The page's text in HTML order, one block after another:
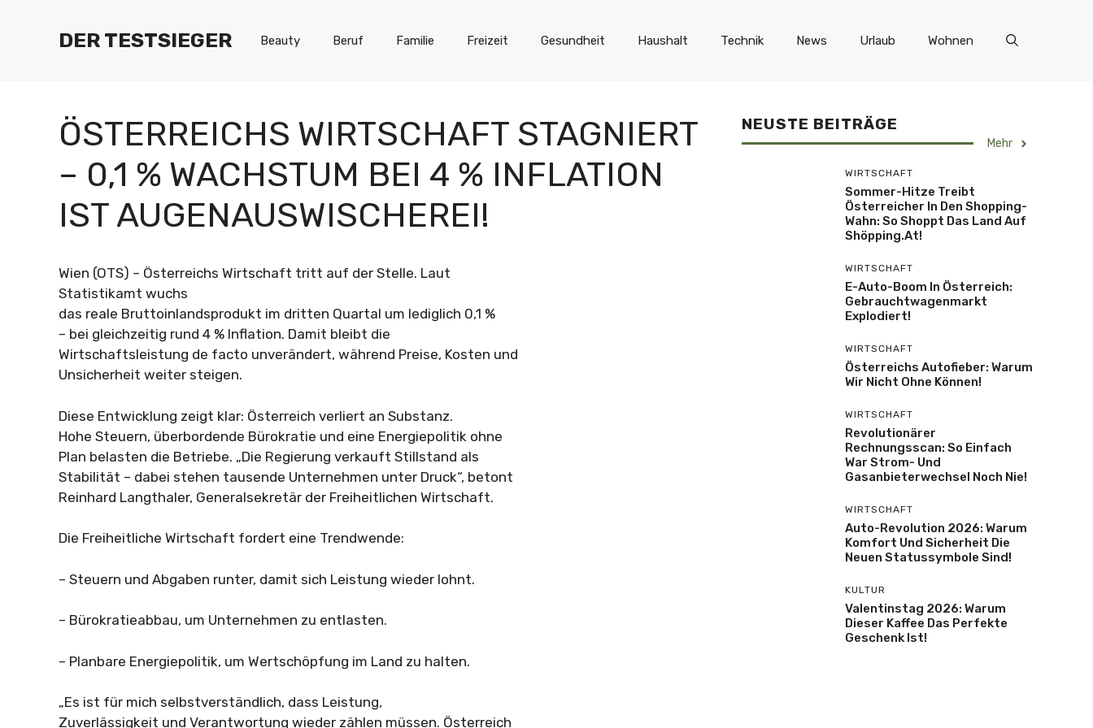
DER TESTSIEGER Beauty Beruf Familie Freizeit Gesundheit Haushalt Technik News Urlaub Wohnen
ÖSTERREICHS WIRTSCHAFT STAGNIERT
– 0,1 % WACHSTUM BEI 4 % INFLATION
IST AUGENAUSWISCHEREI!
Wien (OTS) – Österreichs Wirtschaft tritt auf der Stelle. Laut
Statistikamt wuchs
das reale Bruttoinlandsprodukt im dritten Quartal um lediglich 0,1 %
– bei gleichzeitig rund 4 % Inflation. Damit bleibt die
Wirtschaftsleistung de facto unverändert, während Preise, Kosten und
Unsicherheit weiter steigen.
Diese Entwicklung zeigt klar: Österreich verliert an Substanz.
Hohe Steuern, überbordende Bürokratie und eine Energiepolitik ohne
Plan belasten die Betriebe. „Die Regierung verkauft Stillstand als
Stabilität – dabei stehen tausende Unternehmen unter Druck“, betont
Reinhard Langthaler, Generalsekretär der Freiheitlichen Wirtschaft.
Die Freiheitliche Wirtschaft fordert eine Trendwende:
– Steuern und Abgaben runter, damit sich Leistung wieder lohnt.
– Bürokratieabbau, um Unternehmen zu entlasten.
– Planbare Energiepolitik, um Wertschöpfung im Land zu halten.
„Es ist für mich selbstverständlich, dass Leistung,
Zuverlässigkeit und Verantwortung wieder zählen müssen. Österreich
NEUSTE BEITRÄGE
Mehr
WIRTSCHAFT
Sommer-Hitze Treibt
Österreicher In Den Shopping-
Wahn: So Shoppt Das Land Auf
Shöpping.at!
WIRTSCHAFT
E-Auto-Boom In Österreich:
Gebrauchtwagenmarkt
Explodiert!
WIRTSCHAFT
Österreichs Autofieber: Warum
Wir Nicht Ohne Können!
WIRTSCHAFT
Revolutionärer
Rechnungsscan: So Einfach
War Strom- Und
Gasanbieterwechsel Noch Nie!
WIRTSCHAFT
Auto-Revolution 2026: Warum
Komfort Und Sicherheit Die
Neuen Statussymbole Sind!
KULTUR
Valentinstag 2026: Warum
Dieser Kaffee Das Perfekte
Geschenk Ist!